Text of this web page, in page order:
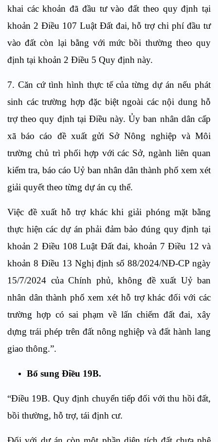
khai các khoản đã đầu tư vào đất theo quy định tại
khoản 2 Điều 107 Luật Đất đai, hỗ trợ chi phí đầu tư
vào đất còn lại bằng với mức bồi thường theo quy
định tại khoản 2 Điều 5 Quy định này.
7. Căn cứ tình hình thực tế của từng dự án nếu phát
sinh các trường hợp đặc biệt ngoài các nội dung hỗ
trợ theo quy định tại Điều này. Ủy ban nhân dân cấp
xã báo cáo đề xuất gửi Sở Nông nghiệp và Môi
trường chủ trì phối hợp với các Sở, ngành liên quan
kiểm tra, báo cáo Uỷ ban nhân dân thành phố xem xét
giải quyết theo từng dự án cụ thể.
Việc đề xuất hỗ trợ khác khi giải phóng mặt bằng
thực hiện các dự án phải đảm bảo đúng quy định tại
khoản 2 Điều 108 Luật Đất đai, khoản 7 Điều 12 và
khoản 8 Điều 13 Nghị định số 88/2024/NĐ-CP ngày
15/7/2024 của Chính phủ, không đề xuất Uỷ ban
nhân dân thành phố xem xét hỗ trợ khác đối với các
trường hợp có sai phạm về lấn chiếm đất đai, xây
dựng trái phép trên đất nông nghiệp và đất hành lang
giao thông.”.
Bổ sung Điều 19B.
“Điều 19B. Quy định chuyển tiếp đối với thu hồi đất,
bồi thường, hỗ trợ, tái định cư.